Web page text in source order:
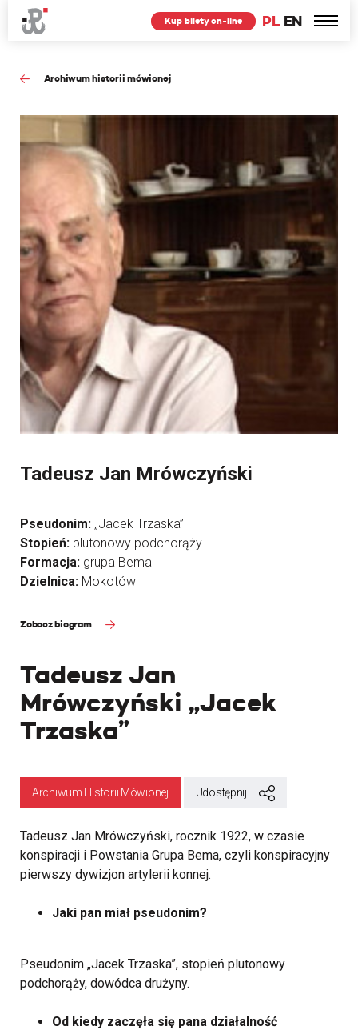
PL EN
Kup bilety on-line
Archiwum historii mówionej
Tadeusz Jan
Mrówczyński „Jacek
Trzaska”
Archiwum Historii Mówionej Udostępnij
Tadeusz Jan Mrówczyński, rocznik 1922, w czasie
konspiracji i Powstania Grupa Bema, czyli konspiracyjny
pierwszy dywizjon artylerii konnej.
Jaki pan miał pseudonim?
Pseudonim „Jacek Trzaska”, stopień plutonowy
podchorąży, dowódca drużyny.
Od kiedy zaczęła się pana działalność
Tadeusz Jan Mrówczyński
Pseudonim: „Jacek Trzaska”
Stopień: plutonowy podchorąży
Formacja: grupa Bema
Dzielnica: Mokotów
Zobacz biogram